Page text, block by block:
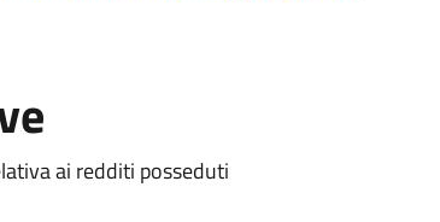
ai redditi posseduti